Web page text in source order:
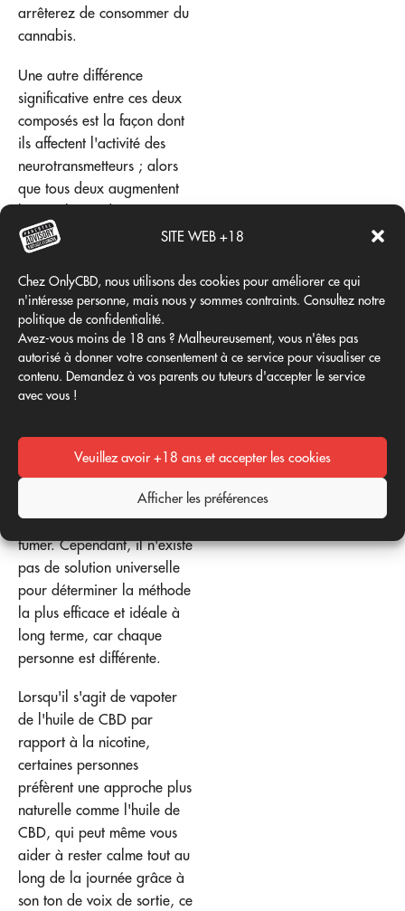
SITE WEB +18
Chez OnlyCBD, nous utilisons des cookies pour améliorer ce qui
n'intéresse personne, mais nous y sommes contraints. Consultez notre
politique de confidentialité.
Avez-vous moins de 18 ans ? Malheureusement, vous n'êtes pas
autorisé à donner votre consentement à ce service pour visualiser ce
contenu. Demandez à vos parents ou tuteurs d'accepter le service
avec vous !
Veuillez avoir +18 ans et accepter les cookies
Afficher les préférences
arrêterez de consommer du
cannabis.
Une autre différence
significative entre ces deux
composés est la façon dont
ils affectent l'activité des
neurotransmetteurs ; alors
que tous deux augmentent
de la dopamine, l'un le fait
en se liant à eux, tandis que
l'autre agit plus
indirectement en stimulant la
production
d'endocannabinoïdes
comme l'anandamide, ce
qui augmente la libération
neurotransmetteur «
dépresseur »).
Il existe de nombreuses
options pour arrêter de
fumer. Cependant, il n'existe
pas de solution universelle
pour déterminer la méthode
la plus efficace et idéale à
long terme, car chaque
personne est différente.
Lorsqu'il s'agit de vapoter
de l'huile de CBD par
rapport à la nicotine,
certaines personnes
préfèrent une approche plus
naturelle comme l'huile de
CBD, qui peut même vous
aider à rester calme tout au
long de la journée grâce à
son ton de voix de sortie, ce